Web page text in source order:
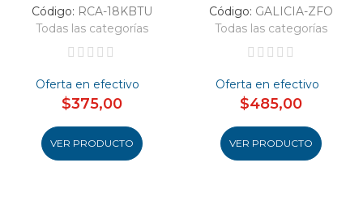
Código: RCA-18KBTU
Todas las categorías
Oferta en efectivo
$375,00
VER PRODUCTO
Código: GALICIA-ZFO
Todas las categorías
Oferta en efectivo
$485,00
VER PRODUCTO